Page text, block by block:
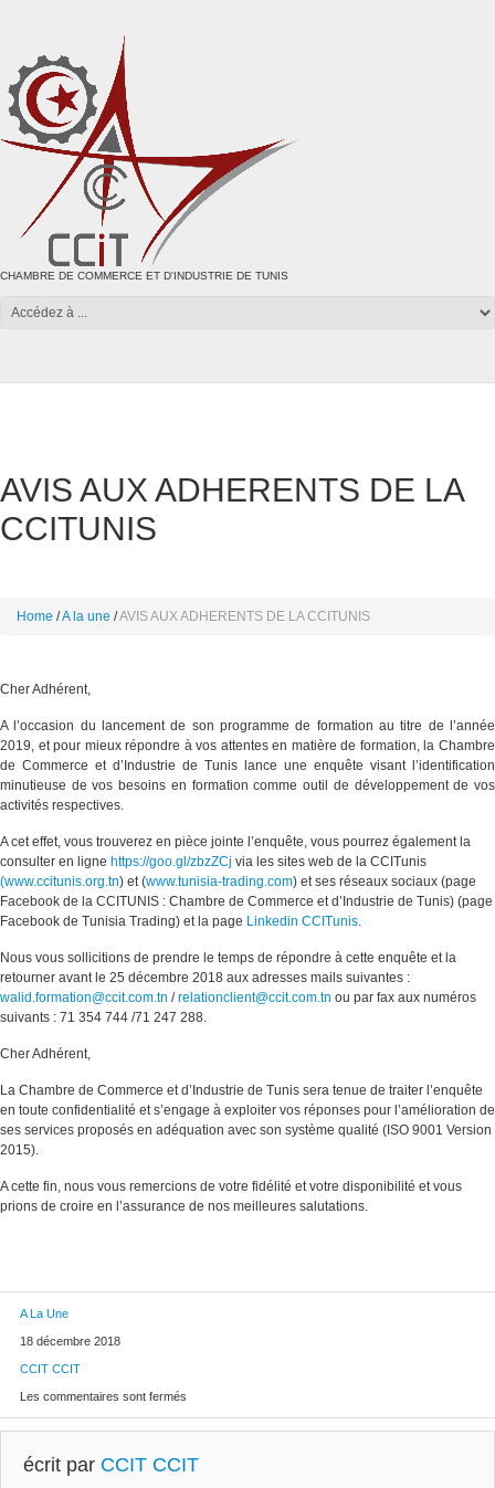
CHAMBRE DE COMMERCE ET D'INDUSTRIE DE TUNIS
AVIS AUX ADHERENTS DE LA
CCITUNIS
Home A la une AVIS AUX ADHERENTS DE LA CCITUNIS
Cher Adhérent,
A l’occasion du lancement de son programme de formation au titre de l’année
2019, et pour mieux répondre à vos attentes en matière de formation, la Chambre
de Commerce et d’Industrie de Tunis lance une enquête visant l’identification
minutieuse de vos besoins en formation comme outil de développement de vos
activités respectives.
A cet effet, vous trouverez en pièce jointe l’enquête, vous pourrez également la
consulter en ligne https://goo.gl/zbzZCj via les sites web de la CCITunis
(www.ccitunis.org.tn) et (www.tunisia-trading.com) et ses réseaux sociaux (page
Facebook de la CCITUNIS : Chambre de Commerce et d’Industrie de Tunis) (page
Facebook de Tunisia Trading) et la page Linkedin CCITunis.
Nous vous sollicitions de prendre le temps de répondre à cette enquête et la
retourner avant le 25 décembre 2018 aux adresses mails suivantes :
walid.formation@ccit.com.tn /relationclient@ccit.com.tn ou par fax aux numéros
suivants : 71 354 744 /71 247 288.
Cher Adhérent,
La Chambre de Commerce et d’Industrie de Tunis sera tenue de traiter l’enquête
en toute confidentialité et s’engage à exploiter vos réponses pour l’amélioration de
ses services proposés en adéquation avec son système qualité (ISO 9001 Version
2015).
A cette fin, nous vous remercions de votre fidélité et votre disponibilité et vous
prions de croire en l’assurance de nos meilleures salutations.
A La Une
18 décembre 2018
CCIT CCIT
Les commentaires sont fermés
écrit par CCIT CCIT